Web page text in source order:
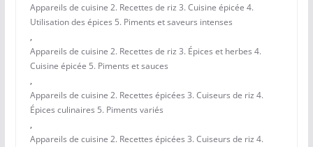
Appareils de cuisine 2. Recettes de riz 3. Cuisine épicée 4.
Utilisation des épices 5. Piments et saveurs intenses
,
Appareils de cuisine 2. Recettes de riz 3. Épices et herbes 4.
Cuisine épicée 5. Piments et sauces
,
Appareils de cuisine 2. Recettes épicées 3. Cuiseurs de riz 4.
Épices culinaires 5. Piments variés
,
Appareils de cuisine 2. Recettes épicées 3. Cuiseurs de riz 4.